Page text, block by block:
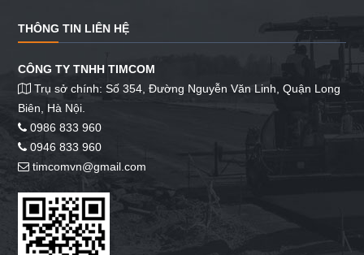
THÔNG TIN LIÊN HỆ
CÔNG TY TNHH TIMCOM
Trụ sở chính: Số 354, Đường Nguyễn Văn Linh, Quận Long
Biên, Hà Nội.
0986 833 960
0946 833 960
timcomvn@gmail.com